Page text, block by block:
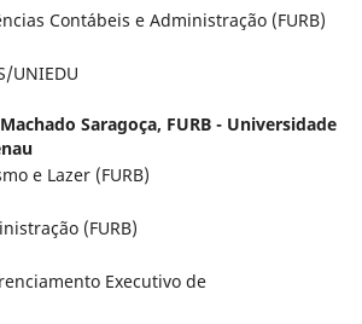
Contábeis e Administração (FURB)
UNIEDU
Saragoça, FURB - Universidade
e Lazer (FURB)
(FURB)
Executivo de